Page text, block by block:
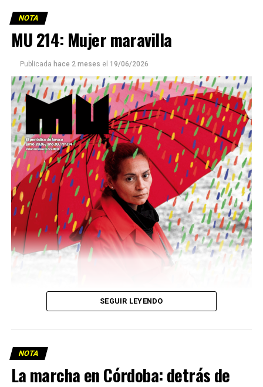
Este número 215 de MU ☝️viene con doble tapa, que
podría ser una frase:
Sin chamuyo, a remarla.
Descargar la Mu en PDF
NOTA
MU 214: Mujer maravilla
Publicada hace 2 meses el 19/06/2026
SEGUIR LEYENDO
NOTA
La marcha en Córdoba: detrás de